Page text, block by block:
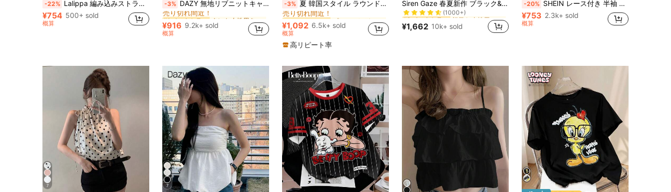
-22% Lalippa 編み込みストラップ クラフト ファッション ミニマリスト レディース ラペル Vネック ドロップショルダー 半袖Tシャツ、友人へのギフト
¥754 500+ sold
概算
-3% DAZY 無地リブニットキャミソール レディース夏タンクトップ、ノースリーブ、きゃみソール
売り切れ間近！
#1 ベストセラー
売り切れ間近！
#1 ベストセラー
売り切れ間近！
#1 ベストセラー タンク 女性用タンクトップ&キャミス
売り切れ間近！
¥916 9.2k+ sold
概算
-3% 夏 韓国スタイル ラウンドネック フィッテッド カジュアル ドット柄 半袖Tシャツ
売り切れ間近！
#8 ベストセラー
売り切れ間近！
#8 ベストセラー
売り切れ間近！
#8 ベストセラー
売り切れ間近！
¥1,092 6.5k+ sold
概算
高リピート率
Siren Gaze 春夏新作 ブラック&ホワイト水玉柄ノースリーブタンクトップ レディース
(1000+)
#2 ベストセラー
(1000+)
#2 ベストセラー
(1000+)
#2 ベストセラー
祝日を 女性用ブラウス
¥1,662 10k+ sold
-20% SHEIN レース付き 半袖 Tシャツ レディース、夏新作 スリムフィット 3つボタンフロントトップス
¥753 2.3k+ sold
概算
7 7